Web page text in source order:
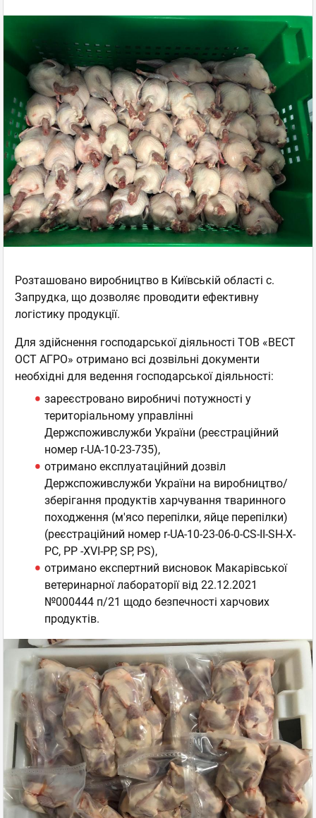
Розташовано виробництво в Київській області с.
Запрудка, що дозволяє проводити ефективну
логістику продукції.
Для здійснення господарської діяльності ТОВ «ВЕСТ
ОСТ АГРО» отримано всі дозвільні документи
необхідні для ведення господарської діяльності:
зареєстровано виробничі потужності у
територіальному управлінні
Держспоживслужби України (реєстраційний
номер r-UA-10-23-735),
отримано експлуатаційний дозвіл
Держспоживслужби України на виробництво/
зберігання продуктів харчування тваринного
походження (м'ясо перепілки, яйце перепілки)
(реєстраційний номер r-UA-10-23-06-0-СS-II-SH-X-
PC, PP -XVI-PP, SP, PS),
отримано експертний висновок Макарівської
ветеринарної лабораторії від 22.12.2021
№000444 п/21 щодо безпечності харчових
продуктів.